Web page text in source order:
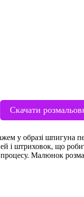
Скачати
у образі
і штриховок, що
Малюнок